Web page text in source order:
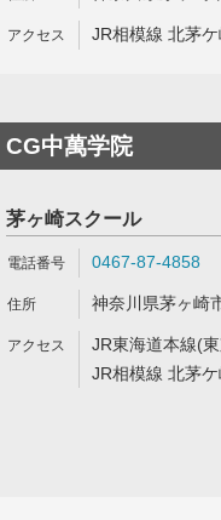
JR相模線 北茅
CG中萬学院
茅ヶ崎スクール
0467-87-4858
神奈川県茅ヶ崎
JR東海道本線(
JR相模線 北茅